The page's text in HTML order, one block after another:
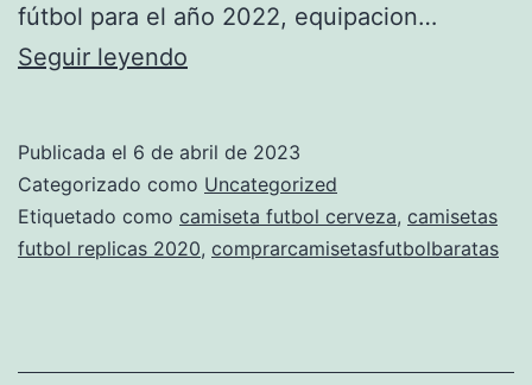
fútbol para el año 2022, equipacion…
Seguir leyendo
baratos
Publicada el 6 de abril de 2023
Categorizado como Uncategorized
Etiquetado como camiseta futbol cerveza, camisetas
futbol replicas 2020, comprarcamisetasfutbolbaratas